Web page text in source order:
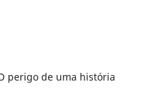
perigo de uma história